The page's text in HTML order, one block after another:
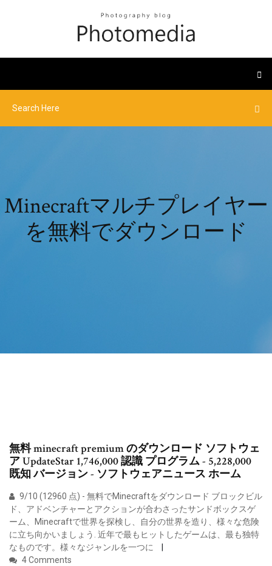
Minecraftマルチプレイヤー
を無料でダウンロード
無料 minecraft premium のダウンロード ソフトウェ
ア UpdateStar 1,746,000 認識 プログラム - 5,228,000
既知 バージョン - ソフトウェアニュース ホーム
9/10 (12960 点) - 無料でMinecraftをダウンロード ブロックビル
ド、アドベンチャーとアクションが合わさったサンドボックスゲ
ーム、Minecraftで世界を探検し、自分の世界を造り、様々な危険
に立ち向かいましょう. 近年で最もヒットしたゲームは、最も独特
なものです。様々なジャンルを一つに
4 Comments